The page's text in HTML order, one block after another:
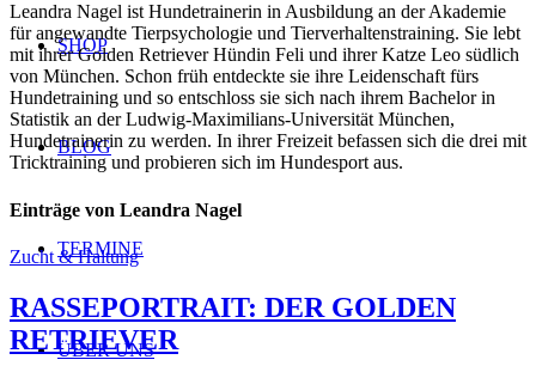
SHOP
BLOG
TERMINE
ÜBER UNS
Leandra Nagel ist Hundetrainerin in Ausbildung an der Akademie
für angewandte Tierpsychologie und Tierverhaltenstraining. Sie lebt
mit ihrer Golden Retriever Hündin Feli und ihrer Katze Leo südlich
von München. Schon früh entdeckte sie ihre Leidenschaft fürs
Hundetraining und so entschloss sie sich nach ihrem Bachelor in
Statistik an der Ludwig-Maximilians-Universität München,
Hundetrainerin zu werden. In ihrer Freizeit befassen sich die drei mit
Tricktraining und probieren sich im Hundesport aus.
Einträge von Leandra Nagel
Zucht & Haltung
RASSEPORTRAIT: DER GOLDEN
RETRIEVER